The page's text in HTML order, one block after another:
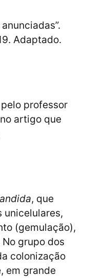
Adaptado.
professor
artigo que
, que
unicelulares,
(gemulação),
grupo dos
colonização
em grande